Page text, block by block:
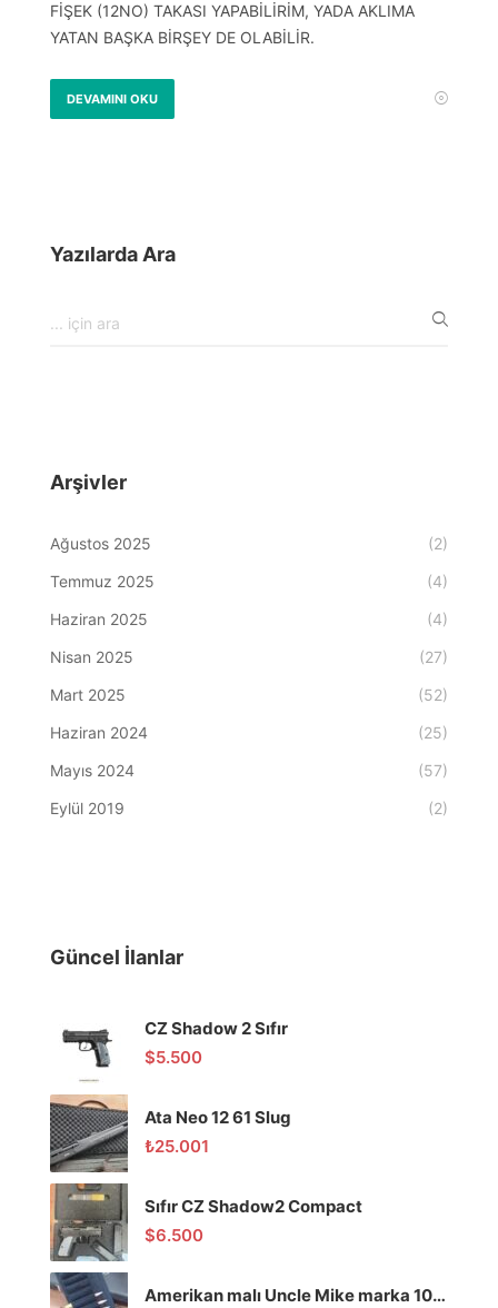
FİŞEK (12NO) TAKASI YAPABİLİRİM, YADA AKLIMA
YATAN BAŞKA BİRŞEY DE OLABİLİR.
DEVAMINI OKU
Yazılarda Ara
Arşivler
Ağustos 2025
(2)
Temmuz 2025
(4)
Haziran 2025
(4)
Nisan 2025
(27)
Mart 2025
(52)
Haziran 2024
(25)
Mayıs 2024
(57)
Eylül 2019
(2)
Güncel İlanlar
CZ Shadow 2 Sıfır
$5.500
Ata Neo 12 61 Slug
₺25.001
Sıfır CZ Shadow2 Compact
$6.500
Amerikan malı Uncle Mike marka 10 lu mermilik